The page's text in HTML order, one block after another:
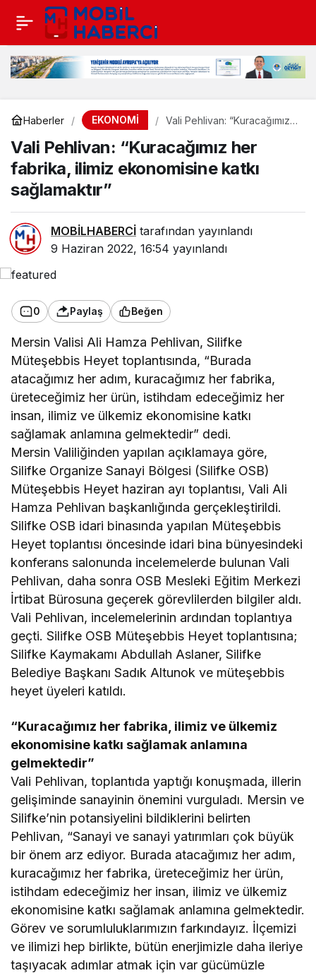
Haberler EKONOMİ
Vali Pehlivan: “Kuracağımız
ekonomisine katkı
sağlamaktır”
Vali Pehlivan: “Kuracağımız her
fabrika, ilimiz ekonomisine katkı
sağlamaktır”
MOBİLHABERCİ tarafından yayınlandı
9 Haziran 2022, 16:54 yayınlandı
0 Paylaş Beğen
Mersin Valisi Ali Hamza Pehlivan, Silifke
Müteşebbis Heyet toplantısında, “Burada
atacağımız her adım, kuracağımız her fabrika,
üreteceğimiz her ürün, istihdam edeceğimiz her
insan, ilimiz ve ülkemiz ekonomisine katkı
sağlamak anlamına gelmektedir” dedi.
Mersin Valiliğinden yapılan açıklamaya göre,
Silifke Organize Sanayi Bölgesi (Silifke OSB)
Müteşebbis Heyet haziran ayı toplantısı, Vali Ali
Hamza Pehlivan başkanlığında gerçekleştirildi.
Silifke OSB idari binasında yapılan Müteşebbis
Heyet toplantısı öncesinde idari bina bünyesindeki
konferans salonunda incelemelerde bulunan Vali
Pehlivan, daha sonra OSB Mesleki Eğitim Merkezi
İrtibat Bürosuna geçerek görevlilerden bilgiler aldı.
Vali Pehlivan, incelemelerinin ardından toplantıya
geçti. Silifke OSB Müteşebbis Heyet toplantısına;
Silifke Kaymakamı Abdullah Aslaner, Silifke
Belediye Başkanı Sadık Altunok ve müteşebbis
heyet üyeleri katıldı.
“Kuracağımız her fabrika, ilimiz ve ülkemiz
ekonomisine katkı sağlamak anlamına
gelmektedir”
Vali Pehlivan, toplantıda yaptığı konuşmada, illerin
gelişiminde sanayinin önemini vurguladı. Mersin ve
Silifke’nin potansiyelini bildiklerini belirten
Pehlivan, “Sanayi ve sanayi yatırımları çok büyük
bir önem arz ediyor. Burada atacağımız her adım,
kuracağımız her fabrika, üreteceğimiz her ürün,
istihdam edeceğimiz her insan, ilimiz ve ülkemiz
ekonomisine katkı sağlamak anlamına gelmektedir.
Görev ve sorumluluklarımızın farkındayız. İlçemizi
ve ilimizi hep birlikte, bütün enerjimizle daha ileriye
taşıyacak adımlar atmak için var gücümüzle